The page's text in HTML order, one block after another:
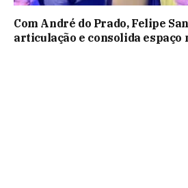
Com André do Prado, Felipe
articulação e consolida